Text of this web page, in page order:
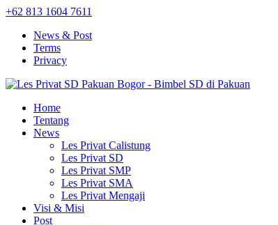
+62 813 1604 7611
News & Post
Terms
Privacy
Home
Tentang
News
Les Privat Calistung
Les Privat SD
Les Privat SMP
Les Privat SMA
Les Privat Mengaji
Visi & Misi
Post